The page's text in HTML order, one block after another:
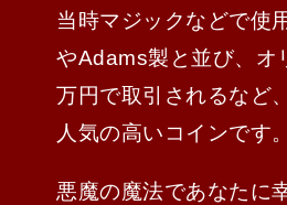
当時マジックなどで使
やAdams製と並び、オ
万円で取引されるなど
人気の高いコインです。
悪魔の魔法であなたに